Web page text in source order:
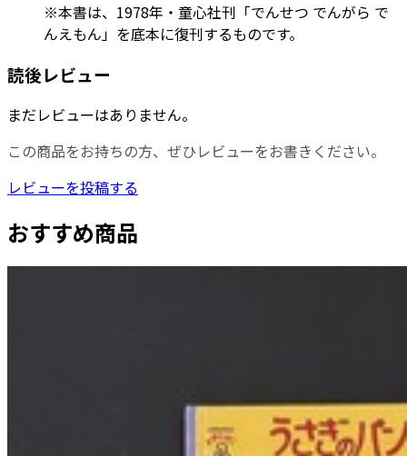
※本書は、1978年・童心社刊「でんせつ でんがら で
んえもん」を底本に復刊するものです。
読後レビュー
まだレビューはありません。
この商品をお持ちの方、ぜひレビューをお書きください。
レビューを投稿する
おすすめ商品